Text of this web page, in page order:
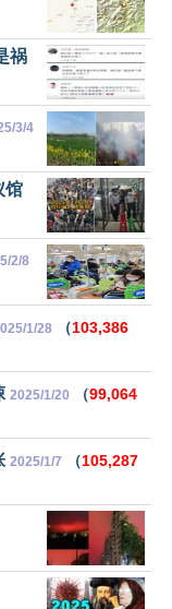
祸
3/4
馆
2/8
1/28 （103,386
2025/1/20 （99,064
2025/1/7 （105,287